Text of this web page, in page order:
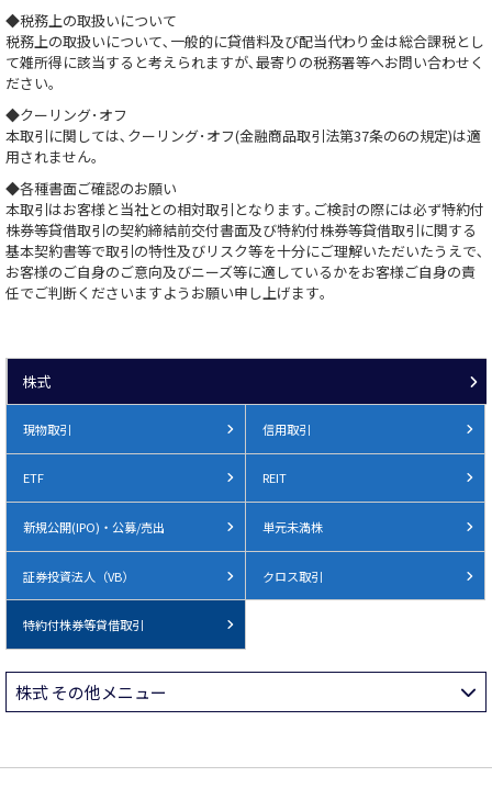
◆税務上の取扱いについて
税務上の取扱いについて､一般的に貸借料及び配当代わり金は総合課税とし
て雑所得に該当すると考えられますが､最寄りの税務署等へお問い合わせく
ださい｡
◆クーリング･オフ
本取引に関しては､クーリング･オフ(金融商品取引法第37条の6の規定)は適
用されません｡
◆各種書面ご確認のお願い
本取引はお客様と当社との相対取引となります｡ご検討の際には必ず特約付
株券等貸借取引の契約締結前交付書面及び特約付株券等貸借取引に関する
基本契約書等で取引の特性及びリスク等を十分にご理解いただいたうえで､
お客様のご自身のご意向及びニーズ等に適しているかをお客様ご自身の責
任でご判断くださいますようお願い申し上げます｡
株式
現物取引 信用取引
ETF REIT
新規公開(IPO)・公募/売出 単元未満株
証券投資法人（VB） クロス取引
特約付株券等貸借取引
株式 その他メニュー